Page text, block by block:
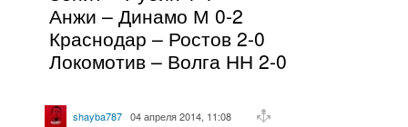
Анжи – Динамо М 0-2
Краснодар – Ростов 2-0
Локомотив – Волга НН 2-0
shayba787 04 апреля 2014, 11:08